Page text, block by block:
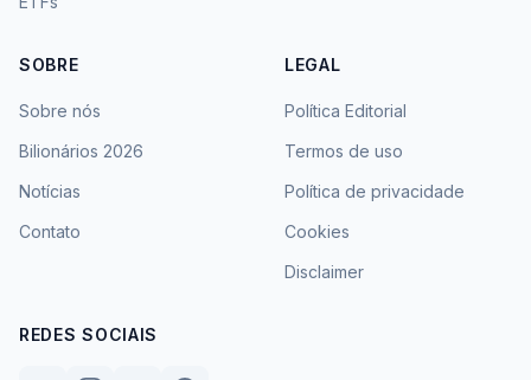
SOBRE
Sobre nós
Bilionários 2026
Notícias
Contato
LEGAL
Política Editorial
Termos de uso
Política de privacidade
Cookies
Disclaimer
REDES SOCIAIS